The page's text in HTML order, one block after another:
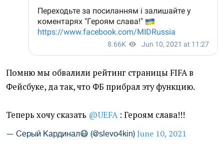
Помню мы обвалили рейтинг страницы FIFA в
Фейсбуке, да так, что ФБ прибрал эту функцию.
Теперь хочу сказать @UEFA: Героям слава!!!
— Серый Кардинал😷 (@slevo4kin) June 10, 2021